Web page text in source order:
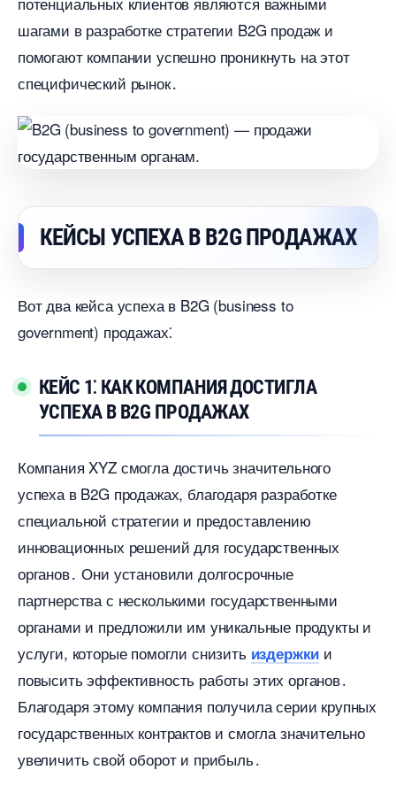
шагами в разработке стратегии B2G продаж и
помогают компании успешно проникнуть на этот
специфический рынок․
КЕЙСЫ УСПЕХА В B2G ПРОДАЖАХ
от два кейса успеха в B2G (business to
government) продажах⁚
КЕЙС 1⁚ КАК КОМПАНИЯ ДОСТИГЛА
УСПЕХА В B2G ПРОДАЖАХ
Компания XYZ смогла достичь значительного
успеха в B2G продажах, благодаря разработке
специальной стратегии и предоставлению
инновационных решений для государственных
органов․ Они установили долгосрочные
партнерства с несколькими государственными
органами и предложили им уникальные продукты и
услуги, которые помогли снизить издержки и
повысить эффективность работы этих органов․
Благодаря этому компания получила серии крупных
осударственных контрактов и смогла значительно
увеличить свой оборот и прибыль․